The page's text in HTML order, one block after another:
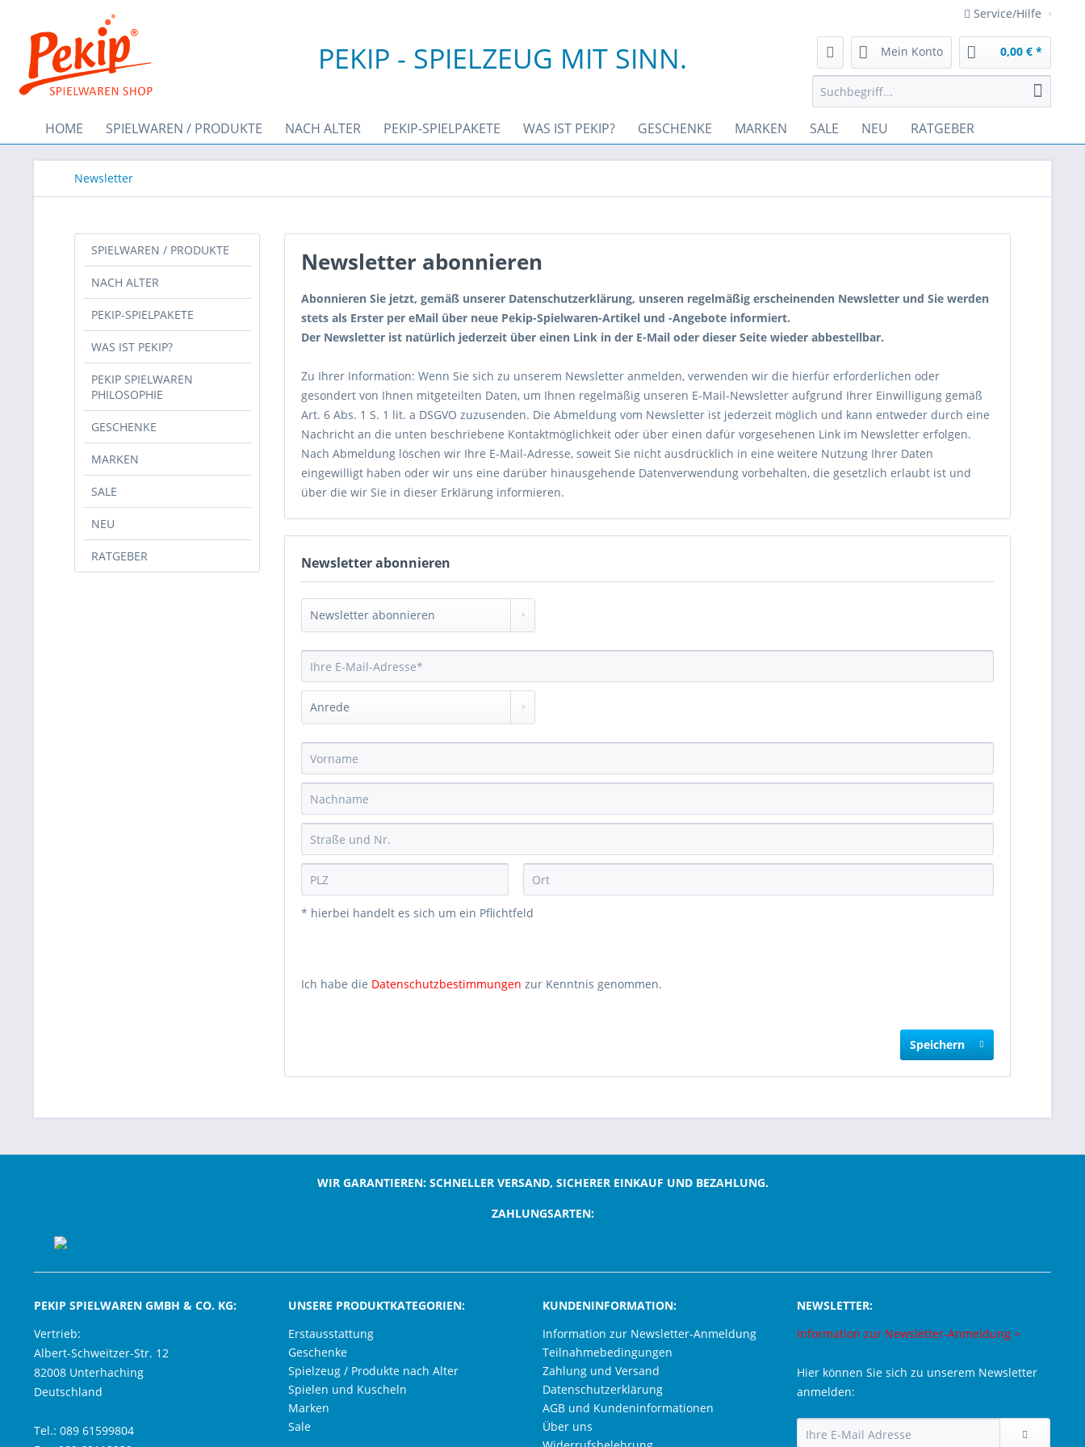
Service/Hilfe
PEKIP - SPIELZEUG MIT SINN. Mein Konto 0,00 € *
HOME SPIELWAREN / PRODUKTE NACH ALTER PEKIP-SPIELPAKETE WAS IST PEKIP? GESCHENKE MARKEN SALE NEU RATGEBER
Newsletter
SPIELWAREN / PRODUKTE
NACH ALTER
PEKIP-SPIELPAKETE
WAS IST PEKIP?
PEKIP SPIELWAREN
PHILOSOPHIE
GESCHENKE
MARKEN
SALE
NEU
RATGEBER
Newsletter abonnieren
Abonnieren Sie jetzt, gemäß unserer Datenschutzerklärung, unseren regelmäßig erscheinenden Newsletter und Sie werden
stets als Erster per eMail über neue Pekip-Spielwaren-Artikel und -Angebote informiert.
Der Newsletter ist natürlich jederzeit über einen Link in der E-Mail oder dieser Seite wieder abbestellbar.
Zu Ihrer Information: Wenn Sie sich zu unserem Newsletter anmelden, verwenden wir die hierfür erforderlichen oder
gesondert von Ihnen mitgeteilten Daten, um Ihnen regelmäßig unseren E-Mail-Newsletter aufgrund Ihrer Einwilligung gemäß
Art. 6 Abs. 1 S. 1 lit. a DSGVO zuzusenden. Die Abmeldung vom Newsletter ist jederzeit möglich und kann entweder durch eine
Nachricht an die unten beschriebene Kontaktmöglichkeit oder über einen dafür vorgesehenen Link im Newsletter erfolgen.
Nach Abmeldung löschen wir Ihre E-Mail-Adresse, soweit Sie nicht ausdrücklich in eine weitere Nutzung Ihrer Daten
eingewilligt haben oder wir uns eine darüber hinausgehende Datenverwendung vorbehalten, die gesetzlich erlaubt ist und
über die wir Sie in dieser Erklärung informieren.
Newsletter abonnieren
* hierbei handelt es sich um ein Pflichtfeld
Ich habe die Datenschutzbestimmungen zur Kenntnis genommen.
Speichern
WIR GARANTIEREN: SCHNELLER VERSAND, SICHERER EINKAUF UND BEZAHLUNG.
ZAHLUNGSARTEN:
PEKIP SPIELWAREN GMBH & CO. KG:
Vertrieb:
Albert-Schweitzer-Str. 12
82008 Unterhaching
Deutschland
Tel.: 089 61599804
UNSERE PRODUKTKATEGORIEN:
Erstausstattung
Geschenke
Spielzeug / Produkte nach Alter
Spielen und Kuscheln
Marken
Sale
KUNDENINFORMATION:
Information zur Newsletter-Anmeldung
Teilnahmebedingungen
Zahlung und Versand
Datenschutzerklärung
AGB und Kundeninformationen
Über uns
NEWSLETTER:
Information zur Newsletter-Anmeldung >
Hier können Sie sich zu unserem Newsletter
anmelden: